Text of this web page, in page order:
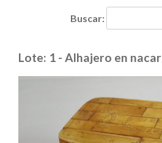
Buscar:
Lote: 1 - Alhajero en nacar